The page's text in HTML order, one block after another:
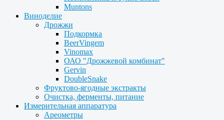
Muntons
Виноделие
Дрожжи
Подкормка
BeerVingem
Vinomax
ОАО "Дрожжевой комбинат"
Gervin
DoubleSnake
Фруктово-ягодные экстракты
Очистка, ферменты, питание
Измерительная аппаратура
Ареометры